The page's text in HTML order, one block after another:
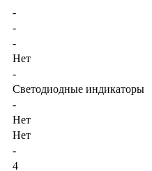
-
-
-
Нет
-
Светодиодные индикаторы
-
Нет
Нет
-
4